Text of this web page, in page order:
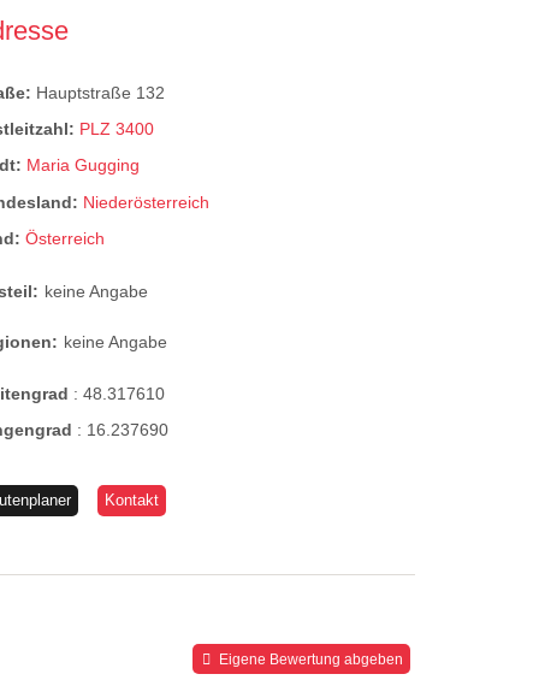
Hauptstraße 132
PLZ 3400
Maria Gugging
Niederösterreich
Österreich
keine Angabe
keine Angabe
:48.317610
: 16.237690
Kontakt
Eigene Bewertung abgeben